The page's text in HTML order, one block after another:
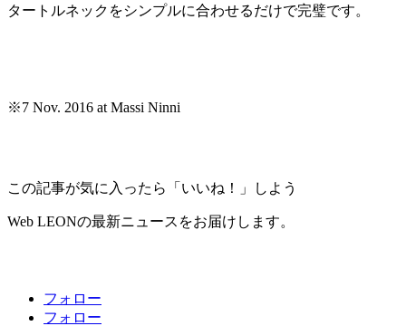
タートルネックをシンプルに合わせるだけで完璧です。
※7 Nov. 2016 at Massi Ninni
この記事が気に入ったら「いいね！」しよう
Web LEONの最新ニュースをお届けします。
フォロー
フォロー